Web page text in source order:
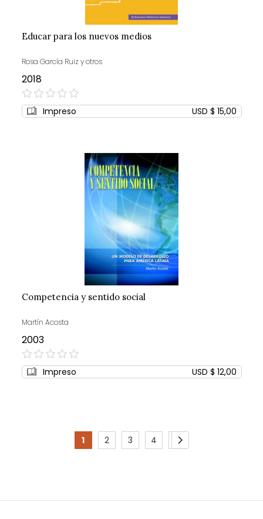
Educar para los nuevos medios
Rosa García Ruiz y otros
2018
0%
Impreso USD $ 15,00
Competencia y sentido social
Martín Acosta
2003
0%
Impreso USD $ 12,00
Page
You're
page
1
Page
2
Page
3
Page
4
Page
5
Page
Siguiente